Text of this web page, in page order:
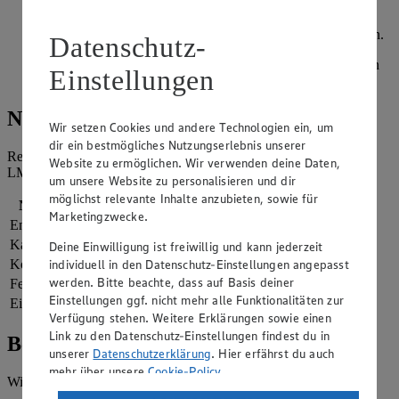
setzen. Für ca. 8 Stunden im Kühlschrank festwerden lassen.
Kakaopulver in eine flache Schüssel geben und die Pralinen
nacheinander darin wälzen.
Nährwerte
Referenzmenge für einen durchschnittlichen Erwachsenen laut
LMIV (8.400 kJ/2.000 kcal).
Nährwerte
pro Portion
Energie
875 kj (10 %)
Kalorien
209 kcal (10 %)
Kohlenhydrate 12 g
Fett
14 g
Eiweiß
4 g
Bewertung
Wie hat es dir geschmeckt?
Datenschutz-
Einstellungen
Wir setzen Cookies und andere Technologien ein, um
dir ein bestmögliches Nutzungserlebnis unserer
Website zu ermöglichen. Wir verwenden deine Daten,
um unsere Website zu personalisieren und dir
möglichst relevante Inhalte anzubieten, sowie für
Marketingzwecke.
Deine Einwilligung ist freiwillig und kann jederzeit
individuell in den Datenschutz-Einstellungen angepasst
werden. Bitte beachte, dass auf Basis deiner
Einstellungen ggf. nicht mehr alle Funktionalitäten zur
Verfügung stehen. Weitere Erklärungen sowie einen
Link zu den Datenschutz-Einstellungen findest du in
unserer Datenschutzerklärung. Hier erfährst du auch
mehr über unsereCookie-Policy.